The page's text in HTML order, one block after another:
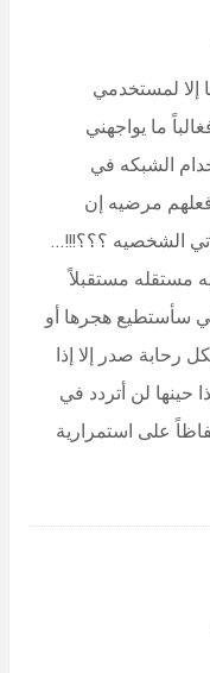
إلا لمستخدمي
ما يواجهني
الشبكه في
مرضيه إن
الشخصيه ؟؟؟!!!…
مستقله مستقبلاً
سأستطيع هجرها أو
رحابة صدر إلا إذا
لن أتردد في
على استمرارية